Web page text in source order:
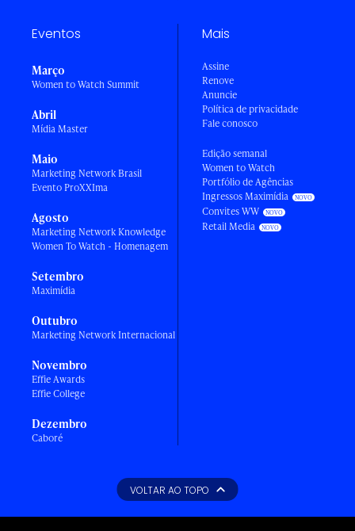
Eventos
Março
Women to Watch Summit
Abril
Mídia Master
Maio
Marketing Network Brasil
Evento ProXXIma
Agosto
Marketing Network Knowledge
Women To Watch - Homenagem
Setembro
Maximídia
Outubro
Marketing Network Internacional
Novembro
Effie Awards
Effie College
Dezembro
Caboré
Mais
Assine
Renove
Anuncie
Política de privacidade
Fale conosco
Edição semanal
Women to Watch
Portfólio de Agências
Ingressos Maximídia
Convites WW
Retail Media
VOLTAR AO TOPO